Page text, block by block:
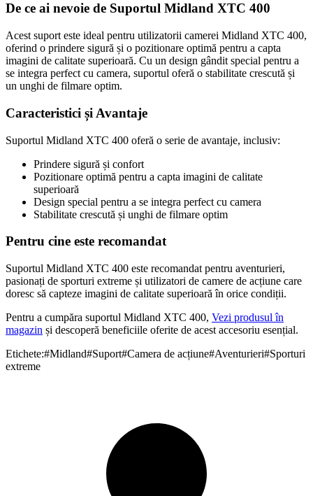
De ce ai nevoie de Suportul Midland XTC 400
Acest suport este ideal pentru utilizatorii camerei Midland XTC 400,
oferind o prindere sigură și o pozitionare optimă pentru a capta
imagini de calitate superioară. Cu un design gândit special pentru a
se integra perfect cu camera, suportul oferă o stabilitate crescută și
un unghi de filmare optim.
Caracteristici și Avantaje
Suportul Midland XTC 400 oferă o serie de avantaje, inclusiv:
Prindere sigură și confort
Pozitionare optimă pentru a capta imagini de calitate
superioară
Design special pentru a se integra perfect cu camera
Stabilitate crescută și unghi de filmare optim
Pentru cine este recomandat
Suportul Midland XTC 400 este recomandat pentru aventurieri,
pasionați de sporturi extreme și utilizatori de camere de acțiune care
doresc să capteze imagini de calitate superioară în orice condiții.
Pentru a cumpăra suportul Midland XTC 400, Vezi produsul în
magazin și descoperă beneficiile oferite de acest accesoriu esențial.
Etichete:#Midland#Suport#Camera de acțiune#Aventurieri#Sporturi
extreme